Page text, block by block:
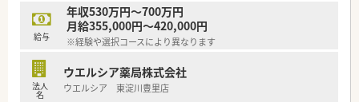
手厚い研修や機器導入によりブランクがある方も安心で、若手を中心に助け
魅力の職場です。
＊------------------------------------------＊
【店舗情報と応需状況について】
給与
年収530万円～700万円
月給355,000円～420,000円
※経験や選択コースにより異なります
法人
名
ウエルシア薬局株式会社
ウエルシア 東淀川豊里店